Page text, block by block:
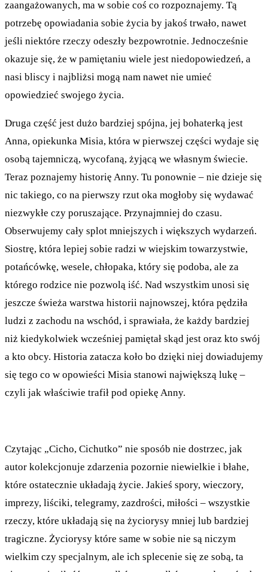
zaangażowanych, ma w sobie coś co rozpoznajemy. Tą
potrzebę opowiadania sobie życia by jakoś trwało, nawet
jeśli niektóre rzeczy odeszły bezpowrotnie. Jednocześnie
okazuje się, że w pamiętaniu wiele jest niedopowiedzeń, a
nasi bliscy i najbliżsi mogą nam nawet nie umieć
opowiedzieć swojego życia.
Druga część jest dużo bardziej spójna, jej bohaterką jest
Anna, opiekunka Misia, która w pierwszej części wydaje się
osobą tajemniczą, wycofaną, żyjącą we własnym świecie.
Teraz poznajemy historię Anny. Tu ponownie – nie dzieje się
nic takiego, co na pierwszy rzut oka mogłoby się wydawać
niezwykłe czy poruszające. Przynajmniej do czasu.
Obserwujemy cały splot mniejszych i większych wydarzeń.
Siostrę, która lepiej sobie radzi w wiejskim towarzystwie,
potańcówkę, wesele, chłopaka, który się podoba, ale za
którego rodzice nie pozwolą iść. Nad wszystkim unosi się
jeszcze świeża warstwa historii najnowszej, która pędziła
ludzi z zachodu na wschód, i sprawiała, że każdy bardziej
niż kiedykolwiek wcześniej pamiętał skąd jest oraz kto swój
a kto obcy. Historia zatacza koło bo dzięki niej dowiadujemy
się tego co w opowieści Misia stanowi największą lukę –
czyli jak właściwie trafił pod opiekę Anny.
Czytając „Cicho, Cichutko” nie sposób nie dostrzec, jak
autor kolekcjonuje zdarzenia pozornie niewielkie i błahe,
które ostatecznie układają życie. Jakieś spory, wieczory,
imprezy, liściki, telegramy, zazdrości, miłości – wszystkie
rzeczy, które układają się na życiorysy mniej lub bardziej
tragiczne. Życiorysy które same w sobie nie są niczym
wielkim czy specjalnym, ale ich splecenie się ze sobą, ta